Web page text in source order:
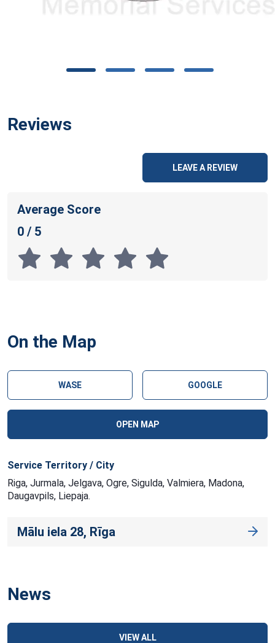
Reviews
LEAVE A REVIEW
Average Score
0 / 5
On the Map
WASE GOOGLE
OPEN MAP
Service Territory / City
Riga, Jurmala, Jelgava, Ogre, Sigulda, Valmiera, Madona,
Daugavpils, Liepaja.
Mālu iela 28, Rīga
News
VIEW ALL